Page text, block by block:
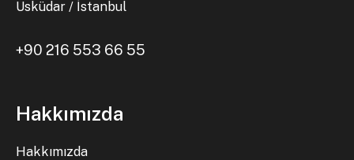
Üsküdar / İstanbul
+90 216 553 66 55
Hakkımızda
Hakkımızda